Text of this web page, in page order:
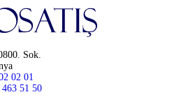
Sok.
02 01
51 50